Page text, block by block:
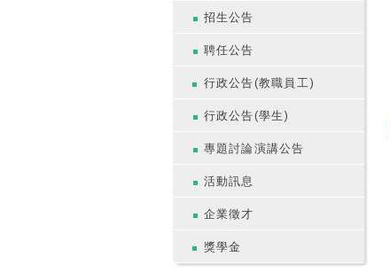
招生公告
聘任公告
行政公告(教職員工)
行政公告(學生)
專題討論演講公告
活動訊息
企業徵才
獎學金